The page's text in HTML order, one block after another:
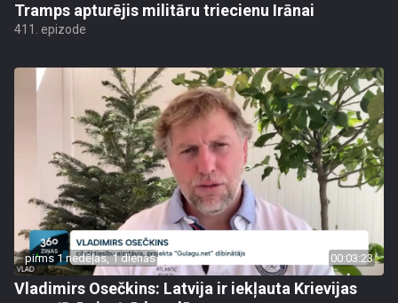
Tramps apturējis militāru triecienu Irānai
411. epizode
pirms 1 nedēļas, 1 dienas 00:03:23
Vladimirs Osečkins: Latvija ir iekļauta Krievijas